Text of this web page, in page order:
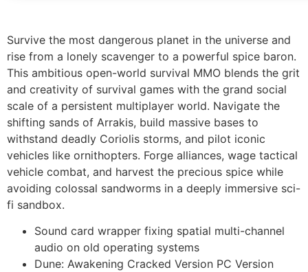
Survive the most dangerous planet in the universe and
rise from a lonely scavenger to a powerful spice baron.
This ambitious open-world survival MMO blends the grit
and creativity of survival games with the grand social
scale of a persistent multiplayer world. Navigate the
shifting sands of Arrakis, build massive bases to
withstand deadly Coriolis storms, and pilot iconic
vehicles like ornithopters. Forge alliances, wage tactical
vehicle combat, and harvest the precious spice while
avoiding colossal sandworms in a deeply immersive sci-
fi sandbox.
Sound card wrapper fixing spatial multi-channel
audio on old operating systems
Dune: Awakening Cracked Version PC Version